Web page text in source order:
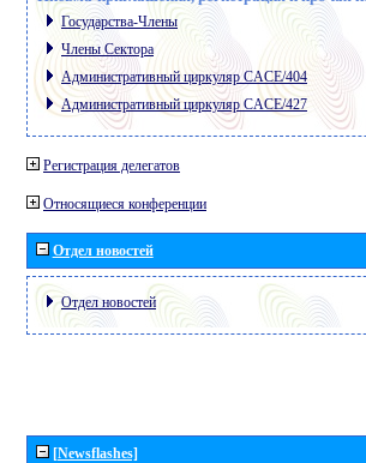
Государства-Члены
Члены Сектора
Административный циркуляр CACE/404
Административный циркуляр CACE/427
Регистрация делегатов
Относящиеся конференции
Отдел новостей
Отдел новостей
[Newsflashes]